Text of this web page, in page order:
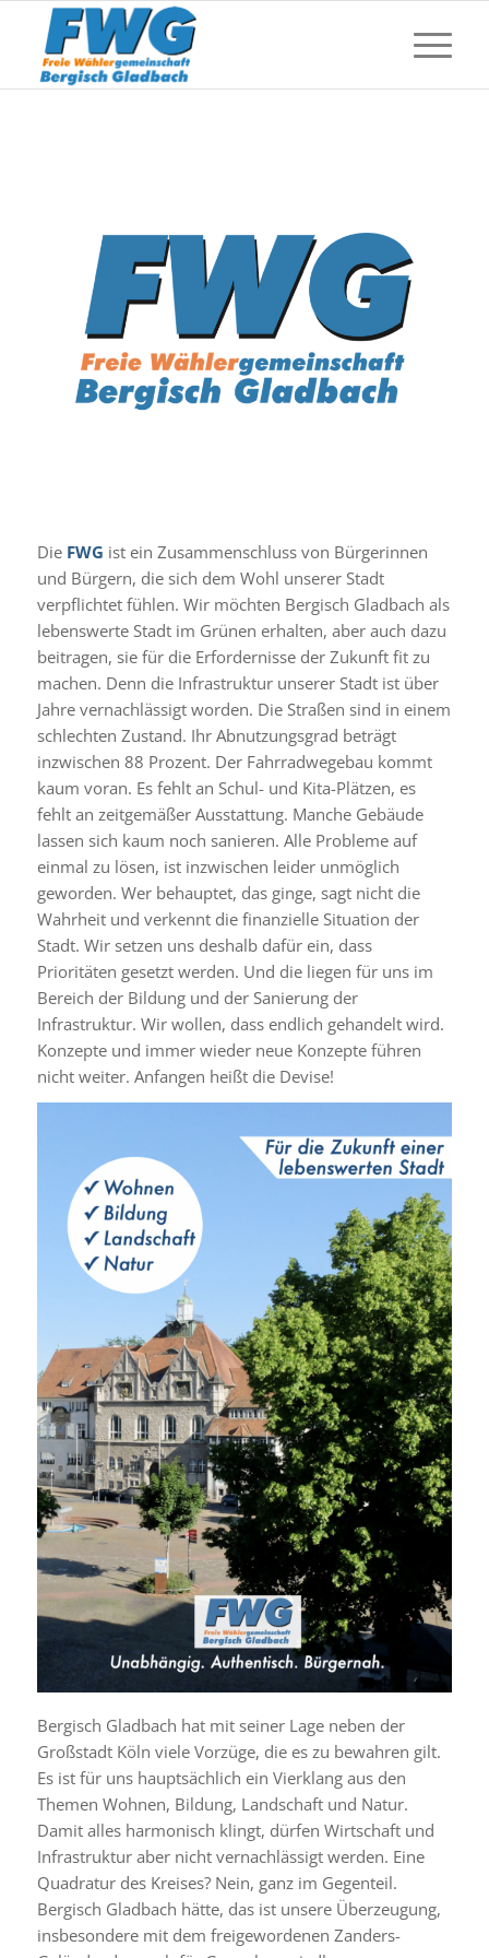
Die FWG ist ein Zusammenschluss von Bürgerinnen
und Bürgern, die sich dem Wohl unserer Stadt
verpflichtet fühlen. Wir möchten Bergisch Gladbach als
lebenswerte Stadt im Grünen erhalten, aber auch dazu
beitragen, sie für die Erfordernisse der Zukunft fit zu
machen. Denn die Infrastruktur unserer Stadt ist über
Jahre vernachlässigt worden. Die Straßen sind in einem
schlechten Zustand. Ihr Abnutzungsgrad beträgt
inzwischen 88 Prozent. Der Fahrradwegebau kommt
kaum voran. Es fehlt an Schul- und Kita-Plätzen, es
fehlt an zeitgemäßer Ausstattung. Manche Gebäude
lassen sich kaum noch sanieren. Alle Probleme auf
einmal zu lösen, ist inzwischen leider unmöglich
geworden. Wer behauptet, das ginge, sagt nicht die
Wahrheit und verkennt die finanzielle Situation der
Stadt. Wir setzen uns deshalb dafür ein, dass
Prioritäten gesetzt werden. Und die liegen für uns im
Bereich der Bildung und der Sanierung der
Infrastruktur. Wir wollen, dass endlich gehandelt wird.
Konzepte und immer wieder neue Konzepte führen
nicht weiter. Anfangen heißt die Devise!
Bergisch Gladbach hat mit seiner Lage neben der
Großstadt Köln viele Vorzüge, die es zu bewahren gilt.
Es ist für uns hauptsächlich ein Vierklang aus den
Themen Wohnen, Bildung, Landschaft und Natur.
Damit alles harmonisch klingt, dürfen Wirtschaft und
Infrastruktur aber nicht vernachlässigt werden. Eine
Quadratur des Kreises? Nein, ganz im Gegenteil.
Bergisch Gladbach hätte, das ist unsere Überzeugung,
insbesondere mit dem freigewordenen Zanders-